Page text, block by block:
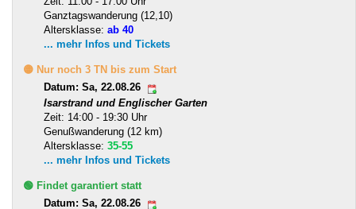
Ganztagswanderung (12,10)
Altersklasse: ab 40
... mehr Infos und Tickets
🟡 Nur noch 3 TN bis zum Start
Datum: Sa, 22.08.26
Isarstrand und Englischer Garten
Zeit: 14:00 - 19:30 Uhr
Genußwanderung (12 km)
Altersklasse: 35-55
... mehr Infos und Tickets
🟢 Findet garantiert statt
Datum: Sa, 22.08.26